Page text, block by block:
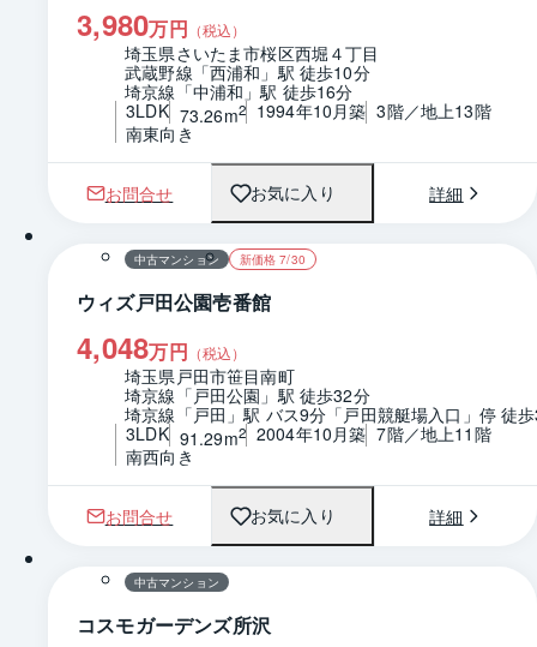
3,980万円 （税込）
埼玉県さいたま市桜区西堀４丁目
武蔵野線「西浦和」駅 徒歩10分
埼京線「中浦和」駅 徒歩16分
3LDK 73.26m2 1994年10月築 3階／地上13階
南東向き
お問合せ お気に入り 詳細
1 / 0 間取り
中古マンション 新価格 7/30
ウィズ戸田公園壱番館
4,048万円 （税込）
埼玉県戸田市笹目南町
埼京線「戸田公園」駅 徒歩32分
埼京線「戸田」駅 バス9分「戸田競艇場入口」停 徒
3LDK 91.29m2 2004年10月築 7階／地上11階
南西向き
お問合せ お気に入り 詳細
1 / 0 間取り
中古マンション
コスモガーデンズ所沢